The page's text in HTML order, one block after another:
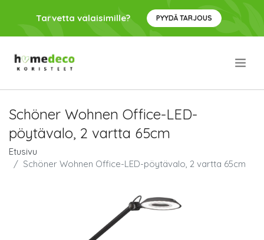
Tarvetta valaisimille? PYYDÄ TARJOUS
Schöner Wohnen Office-LED-
pöytävalo, 2 vartta 65cm
Etusivu
Schöner Wohnen Office-LED-pöytävalo, 2 vartta 65cm